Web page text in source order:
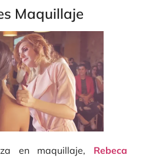
Maquillaje
en maquillaje, Rebeca